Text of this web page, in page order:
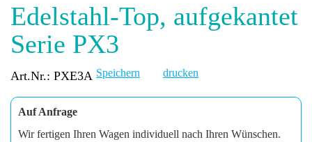
Edelstahl-Top, aufgekantet
Serie PX3
Art.Nr.: PXE3A Speichern drucken
Auf Anfrage
Wir fertigen Ihren Wagen individuell nach Ihren Wünschen.